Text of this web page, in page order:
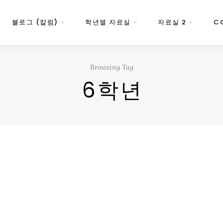
블로그 (칼럼) 학년별 자료실 자료실 2
Browsing Tag
6학년